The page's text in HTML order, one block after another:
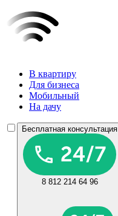
В квартиру
Для бизнеса
Мобильный
На дачу
Бесплатная консультация
8 812 214 64 96